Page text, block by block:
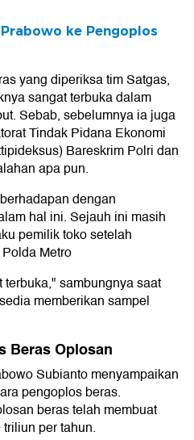
ke Pengoplos
yang diperiksa tim Satgas,
sangat terbuka dalam
Sebab, sebelumnya ia juga
Tindak Pidana Ekonomi
Bareskrim Polri dan
apa pun.
dengan
hal ini. Sejauh ini masih
pemilik toko setelah
Metro
sambungnya saat
memberikan sampel
Beras Oplosan
Subianto menyampaikan
pengoplos beras.
beras telah membuat
per tahun.